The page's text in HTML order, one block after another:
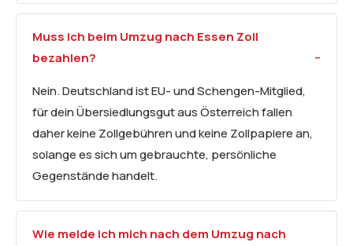
Muss ich beim Umzug nach Essen Zoll
bezahlen?
Nein. Deutschland ist EU- und Schengen-Mitglied,
für dein Übersiedlungsgut aus Österreich fallen
daher keine Zollgebühren und keine Zollpapiere an,
solange es sich um gebrauchte, persönliche
Gegenstände handelt.
Wie melde ich mich nach dem Umzug nach